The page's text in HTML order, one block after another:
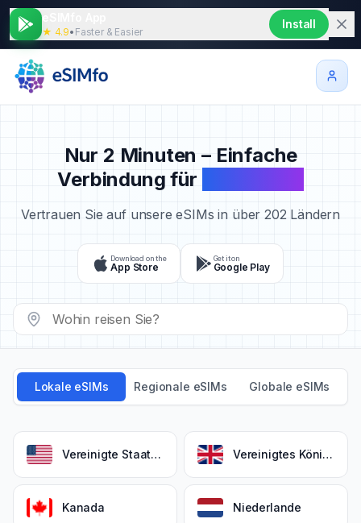
★ 4.9• Faster & Easier
Install
Nur 2 Minuten – Einfache
Verbindung für
Vertrauen Sie auf unsere eSIMs in über 202 Ländern
Download on the
App Store
Get it on
Google Play
Lokale eSIMs Regionale eSIMs Globale eSIMs
Vereinigte Staaten Vereinigtes Königreich
Kanada Niederlande